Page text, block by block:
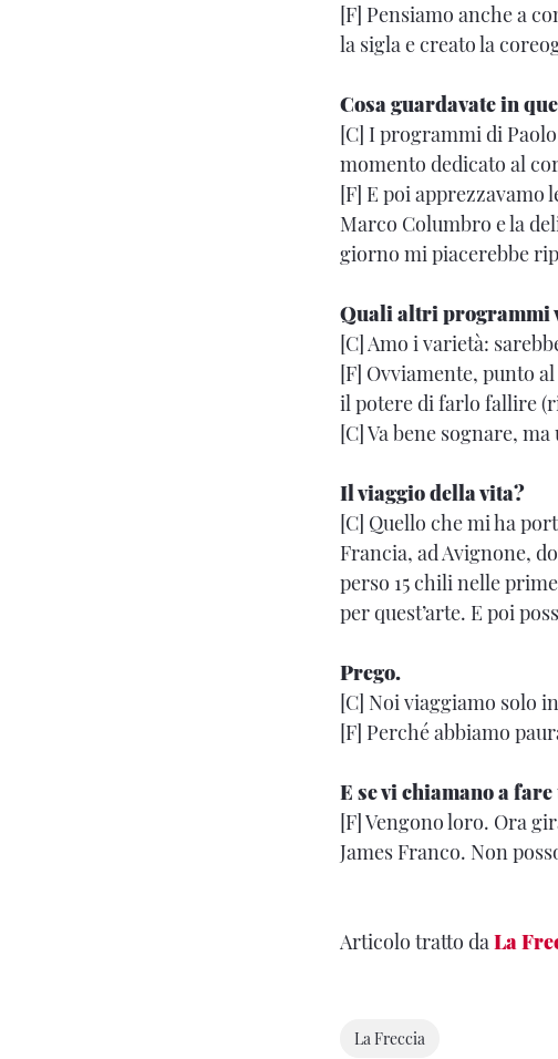
[F] Pensiamo anche a
la sigla e creato la
Cosa guardavate in
[C] I programmi di
momento dedicato al
[F] E poi apprezzavamo
Marco Columbro e la
giorno mi piacerebbe
Quali altri programmi
[C] Amo i varietà:
[F] Ovviamente, punto
il potere di farlo fallire
[C] Va bene sognare,
Il viaggio della vita?
[C] Quello che mi ha
Francia, ad Avignone,
perso 15 chili nelle
per quest’arte. E poi
Prego.
[C] Noi viaggiamo solo
[F] Perché abbiamo
E se vi chiamano a
[F] Vengono loro. Ora
James Franco. Non
Articolo tratto daLa
La Freccia